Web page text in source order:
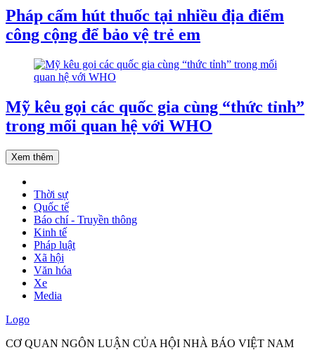
Pháp cấm hút thuốc tại nhiều địa điểm
công cộng để bảo vệ trẻ em
Mỹ kêu gọi các quốc gia cùng “thức tỉnh”
trong mối quan hệ với WHO
Xem thêm
Thời sự
Quốc tế
Báo chí - Truyền thông
Kinh tế
Pháp luật
Xã hội
Văn hóa
Xe
Media
Logo
CƠ QUAN NGÔN LUẬN CỦA HỘI NHÀ BÁO VIỆT NAM